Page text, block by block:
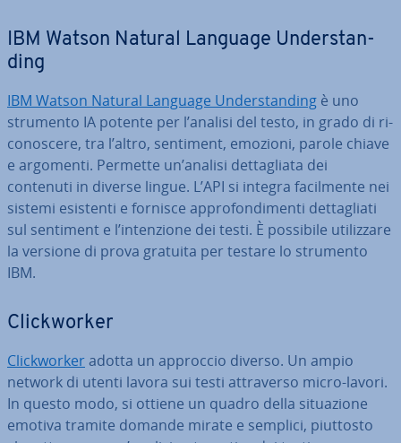
IBM Watson Natural Language Un­der­stan­
ding
IBM Watson Natural Language Un­der­stan­ding è uno
strumento IA potente per l’analisi del testo, in grado di ri­
co­no­sce­re, tra l’altro, sentiment, emozioni, parole chiave
e argomenti. Permette un’analisi det­ta­glia­ta dei
contenuti in diverse lingue. L’API si integra fa­cil­men­te nei
sistemi esistenti e fornisce ap­pro­fon­di­men­ti det­ta­glia­ti
sul sentiment e l’in­ten­zio­ne dei testi. È possibile uti­liz­za­re
la versione di prova gratuita per testare lo strumento
IBM.
Clic­k­wor­ker
Clic­k­wor­keradotta un approccio diverso. Un ampio
network di utenti lavora sui testi at­tra­ver­so micro-lavori.
In questo modo, si ottiene un quadro della si­tua­zio­ne
emotiva tramite domande mirate e semplici, piuttosto